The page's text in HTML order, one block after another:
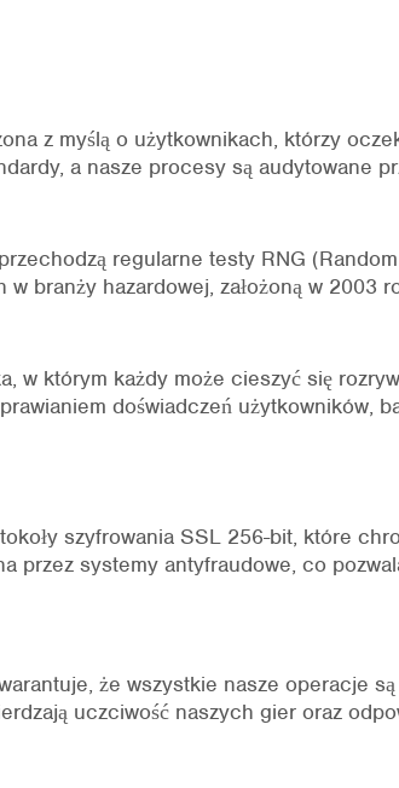
z myślą o użytkownikach, którzy
a nasze procesy są audytowane
regularne testy RNG
branży hazardowej, założoną w 2003
w którym każdy może cieszyć się
doświadczeń użytkowników,
szyfrowania SSL 256-bit, które
przez systemy antyfraudowe, co
że wszystkie nasze operacje
uczciwość naszych gier oraz